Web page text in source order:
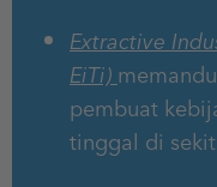
Extractive
EiTi)
pembuat
tinggal di